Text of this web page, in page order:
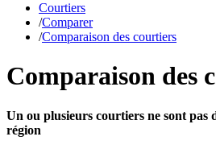
Courtiers
/Comparer
/Comparaison des courtiers
Comparaison des
Un ou plusieurs courtiers ne sont pas
région